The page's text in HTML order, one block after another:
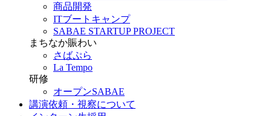
商品開発
ITブートキャンプ
SABAE STARTUP PROJECT
まちなか賑わい
さばぷら
La Tempo
研修
オープンSABAE
講演依頼・視察について